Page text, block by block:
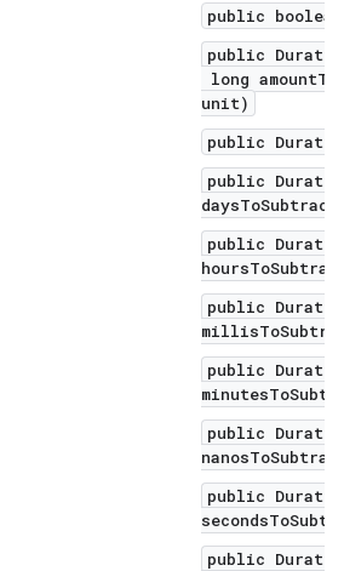
public
public
long
unit)
public
public
public
public
public
public
public
public